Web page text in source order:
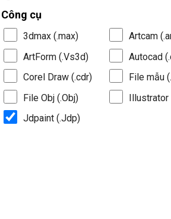
Công cụ
3dmax (.max)
Artcam
ArtForm (.Vs3d)
Autocad
Corel Draw (.cdr)
File mẫu
File Obj (.Obj)
Illustrator
Jdpaint (.Jdp)